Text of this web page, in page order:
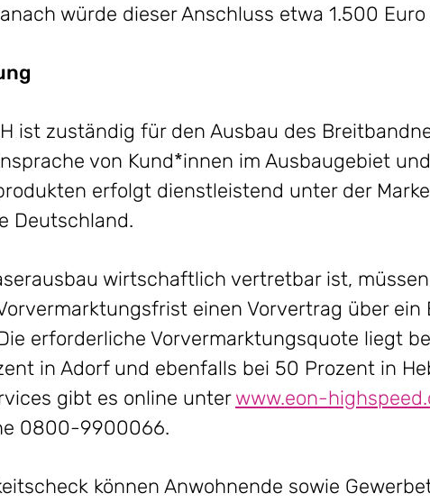
würde dieser Anschluss etwa 1.500 Euro
ist zuständig für den Ausbau des
von Kund*innen im Ausbaugebiet
erfolgt dienstleistend unter der Marke
Deutschland.
wirtschaftlich vertretbar ist,
einen Vorvertrag über ein
erforderliche Vorvermarktungsquote liegt
in Adorf und ebenfalls bei 50 Prozent in
gibt es online unterwww.eon-
0800-9900066.
können Anwohnende sowie